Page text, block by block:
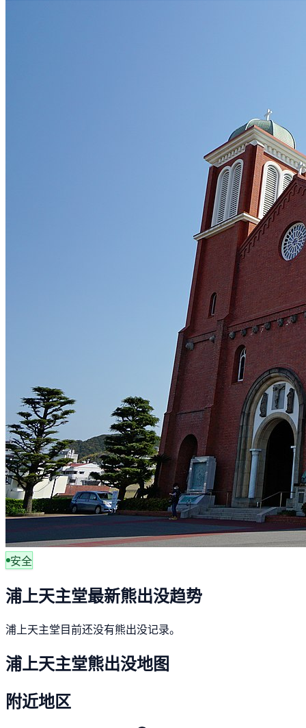
安全
浦上天主堂最新熊出没趋势
浦上天主堂目前还没有熊出没记录。
浦上天主堂熊出没地图
附近地区